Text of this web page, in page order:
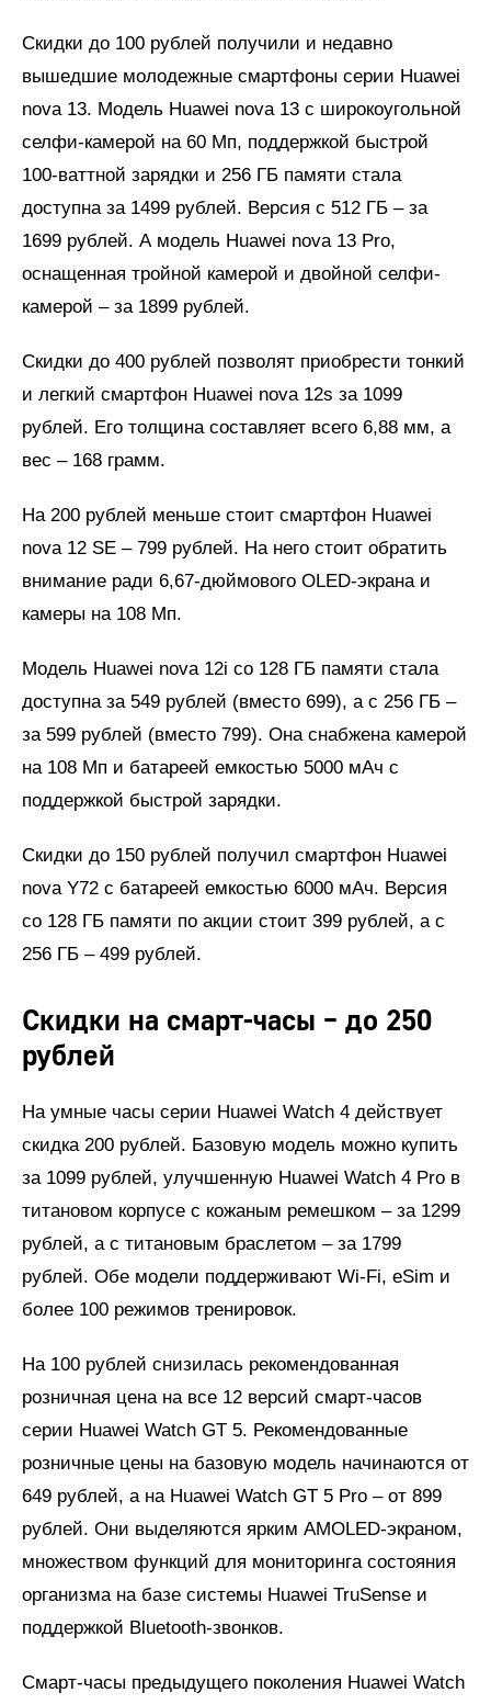
Скидки до 100 рублей получили и недавно
вышедшие молодежные смартфоны серии Huawei
nova 13. Модель Huawei nova 13 с широкоугольной
селфи-камерой на 60 Мп, поддержкой быстрой
100-ваттной зарядки и 256 ГБ памяти стала
доступна за 1499 рублей. Версия с 512 ГБ – за
1699 рублей. А модель Huawei nova 13 Pro,
оснащенная тройной камерой и двойной селфи-
камерой – за 1899 рублей.
Скидки до 400 рублей позволят приобрести тонкий
и легкий смартфон Huawei nova 12s за 1099
рублей. Его толщина составляет всего 6,88 мм, а
вес – 168 грамм.
На 200 рублей меньше стоит смартфон Huawei
nova 12 SE – 799 рублей. На него стоит обратить
внимание ради 6,67-дюймового OLED-экрана и
камеры на 108 Мп.
Модель Huawei nova 12i со 128 ГБ памяти стала
доступна за 549 рублей (вместо 699), а с 256 ГБ –
за 599 рублей (вместо 799). Она снабжена камерой
на 108 Мп и батареей емкостью 5000 мАч с
поддержкой быстрой зарядки.
Скидки до 150 рублей получил смартфон Huawei
nova Y72 с батареей емкостью 6000 мАч. Версия
со 128 ГБ памяти по акции стоит 399 рублей, а с
256 ГБ – 499 рублей.
Скидки на смарт-часы – до 250
рублей
На умные часы серии Huawei Watch 4 действует
скидка 200 рублей. Базовую модель можно купить
за 1099 рублей, улучшенную Huawei Watch 4 Pro в
титановом корпусе с кожаным ремешком – за 1299
рублей, а с титановым браслетом – за 1799
рублей. Обе модели поддерживают Wi-Fi, eSim и
более 100 режимов тренировок.
На 100 рублей снизилась рекомендованная
розничная цена на все 12 версий смарт-часов
серии Huawei Watch GT 5. Рекомендованные
розничные цены на базовую модель начинаются от
649 рублей, а на Huawei Watch GT 5 Pro – от 899
рублей. Они выделяются ярким AMOLED-экраном,
множеством функций для мониторинга состояния
организма на базе системы Huawei TruSense и
поддержкой Bluetooth-звонков.
Смарт-часы предыдущего поколения Huawei Watch